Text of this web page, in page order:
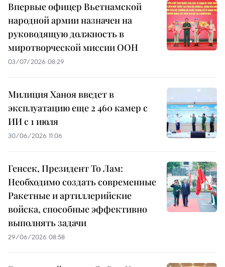
Впервые офицер Вьетнамской
народной армии назначен на
руководящую должность в
миротворческой миссии ООН
03/07/2026 08:29
Милиция Ханоя введет в
эксплуатацию еще 2 460 камер с
ИИ с 1 июля
30/06/2026 11:06
Генсек, Президент То Лам:
Необходимо создать современные
Ракетные и артиллерийские
войска, способные эффективно
выполнять задачи
29/06/2026 08:58